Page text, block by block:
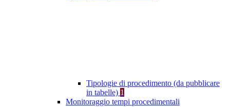
Tipologie di procedimento (da pubblicare
in tabelle) 1
Monitoraggio tempi procedimentali